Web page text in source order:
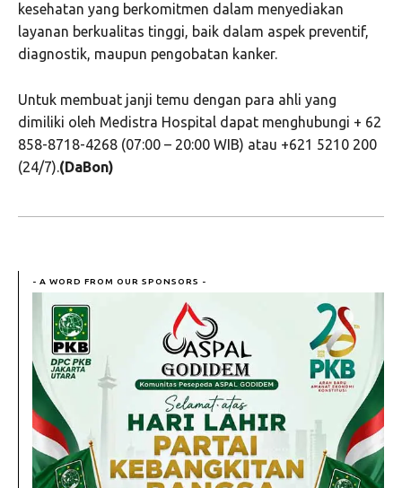
kesehatan yang berkomitmen dalam menyediakan
layanan berkualitas tinggi, baik dalam aspek preventif,
diagnostik, maupun pengobatan kanker.
Untuk membuat janji temu dengan para ahli yang
dimiliki oleh Medistra Hospital dapat menghubungi + 62
858-8718-4268 (07:00 – 20:00 WIB) atau +621 5210 200
(24/7).(DaBon)
- A WORD FROM OUR SPONSORS -